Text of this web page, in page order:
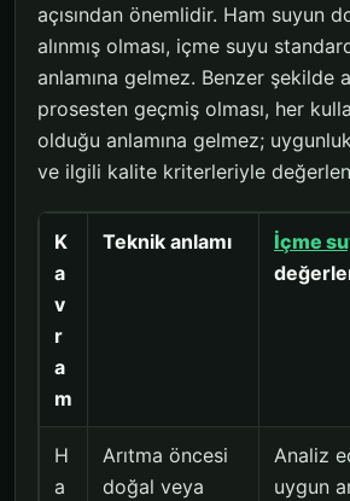
açısından önemlidir. Ham suyun
alınmış olması, içme suyu
anlamına gelmez. Benzer şekilde
prosesten geçmiş olması, her
olduğu anlamına gelmez;
ve ilgili kalite kriterleriyle
K
a
v
r
a
m
Teknik anlamı İçme
H
a
Arıtma öncesi
doğal veya
Analiz
uygun